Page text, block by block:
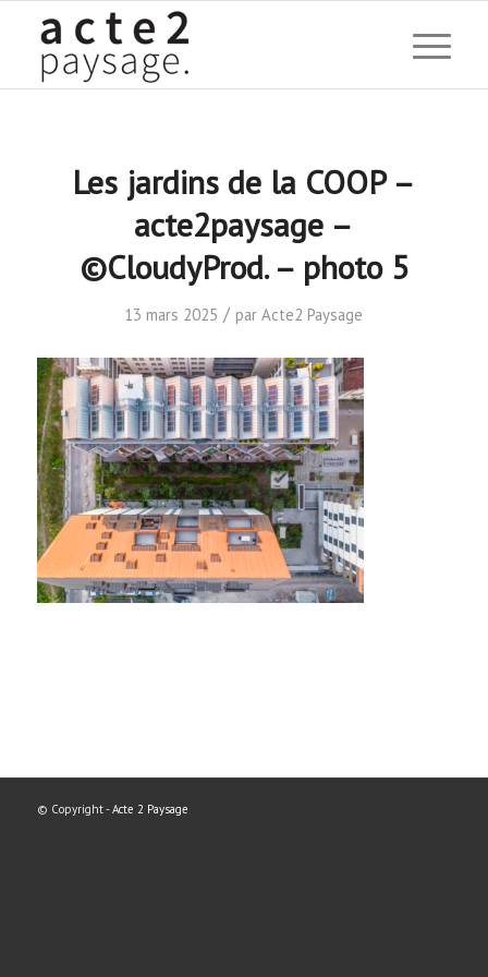
Les jardins de la COOP –
acte2paysage –
©CloudyProd. – photo 5
13 mars 2025 / parActe2 Paysage
© Copyright -Acte 2 Paysage